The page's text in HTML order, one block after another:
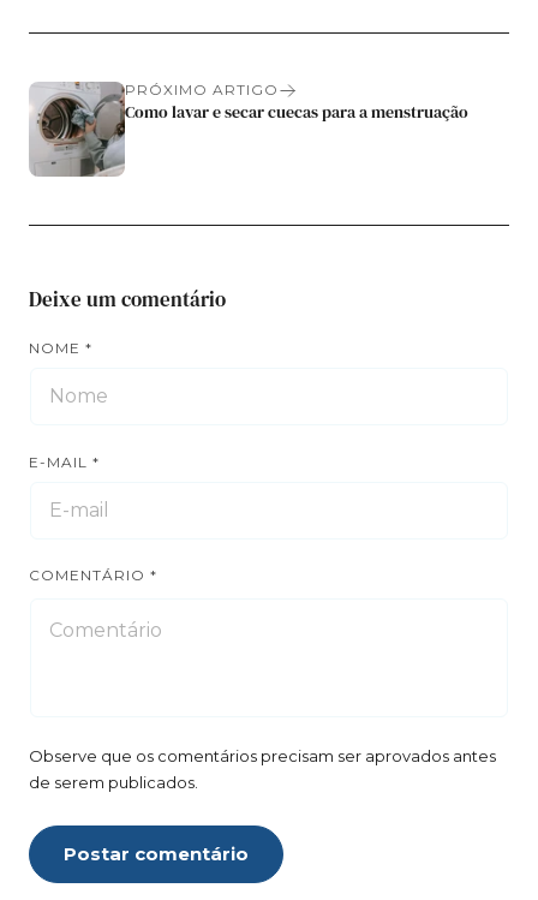
PRÓXIMO ARTIGO
Como lavar e secar cuecas para a menstruação
Deixe um comentário
NOME *
E-MAIL *
COMENTÁRIO *
Observe que os comentários precisam ser aprovados antes
de serem publicados.
Postar comentário